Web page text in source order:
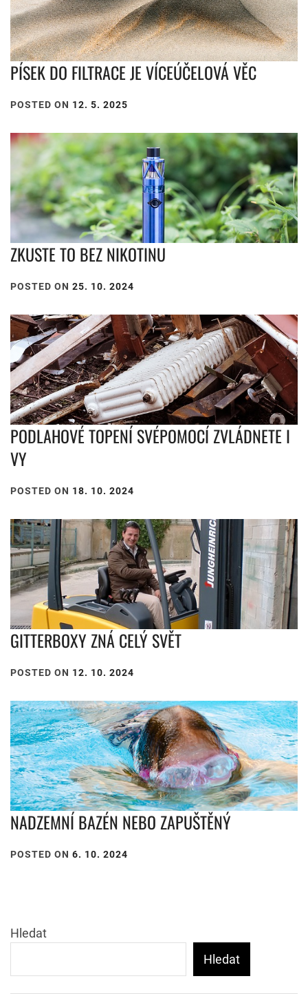
PÍSEK DO FILTRACE JE VÍCEÚČELOVÁ VĚC
POSTED ON 12. 5. 2025
ZKUSTE TO BEZ NIKOTINU
POSTED ON 25. 10. 2024
PODLAHOVÉ TOPENÍ SVÉPOMOCÍ ZVLÁDNETE I
VY
POSTED ON 18. 10. 2024
GITTERBOXY ZNÁ CELÝ SVĚT
POSTED ON 12. 10. 2024
NADZEMNÍ BAZÉN NEBO ZAPUŠTĚNÝ
POSTED ON 6. 10. 2024
Hledat
Hledat